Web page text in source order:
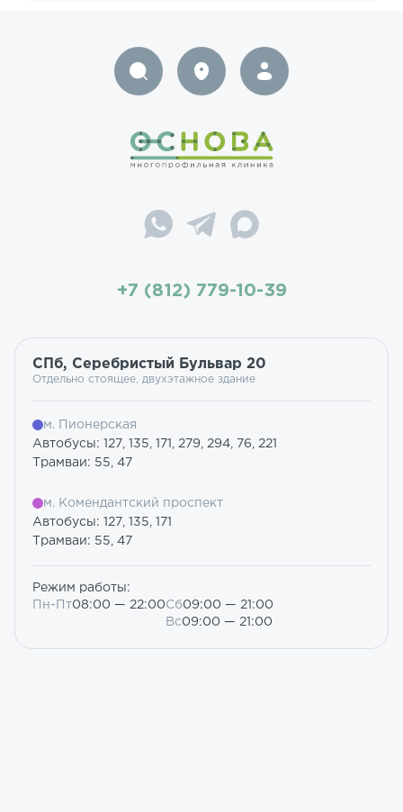
+7 (812) 779-10-39
СПб, Серебристый Бульвар 20
Отдельно стоящее, двухэтажное здание
м. Пионерская
Автобусы: 127, 135, 171, 279, 294, 76, 221
Трамваи: 55, 47
м. Комендантский проспект
Автобусы: 127, 135, 171
Трамваи: 55, 47
Режим работы:
Пн-Пт08:00 — 22:00Сб09:00 — 21:00
Вс09:00 — 21:00